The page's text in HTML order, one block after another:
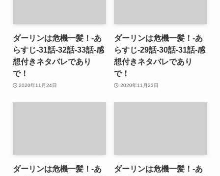
ダーリンは危機一髪！-あ
らすじ-31話-32話-33話-感
想付きネタバレであり
で！
2020年11月24日
ダーリンは危機一髪！-あ
らすじ-29話-30話-31話-感
想付きネタバレであり
で！
2020年11月23日
ダーリンは危機一髪！-あ
ダーリンは危機一髪！-あ